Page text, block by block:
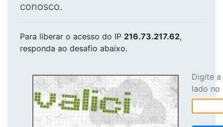
conosco.
Para liberar o acesso do IP 216.73.217.62,
responda ao desafio abaixo.
Digite
lado no